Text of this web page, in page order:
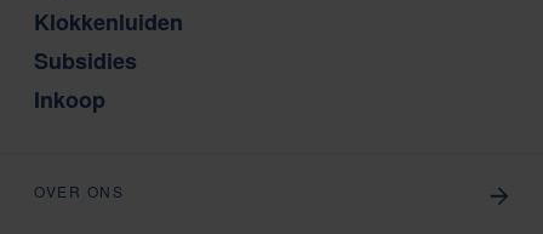
Klokkenluiden
Subsidies
Inkoop
OVER ONS